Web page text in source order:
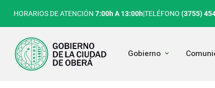
HORARIOS DE ATENCIÓN 7:00h A 13:00h|TELÉFONO (3755)
Gobierno Open